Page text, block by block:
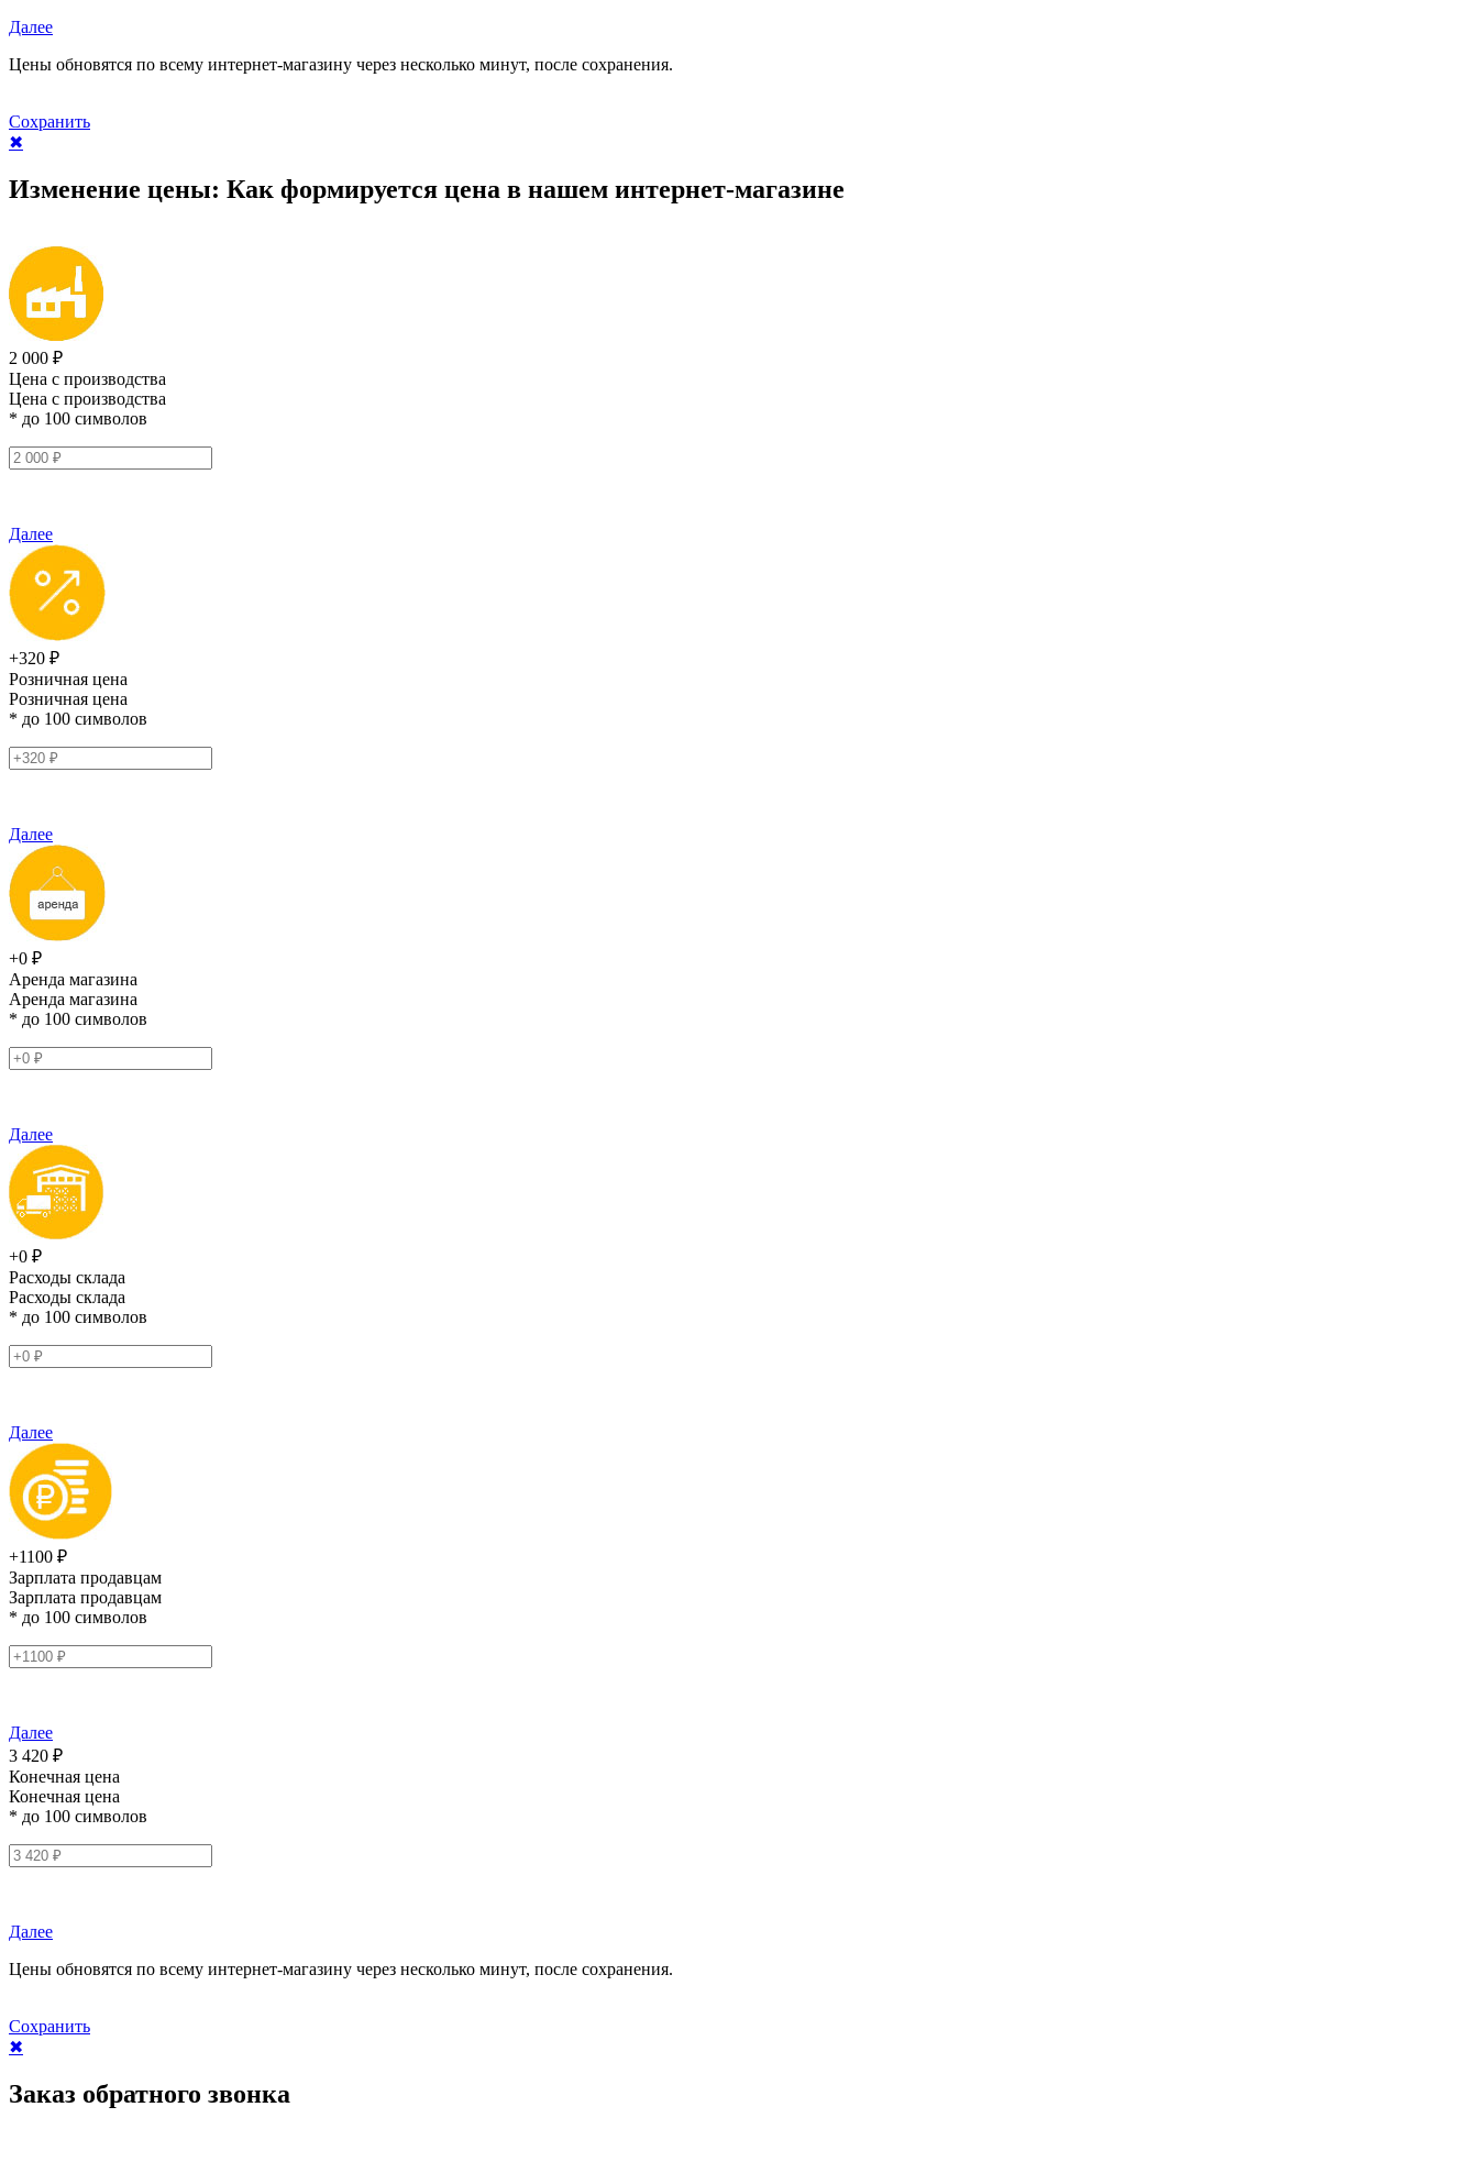
Далее
Цены обновятся по всему интернет-магазину через несколько минут, после сохранения.
Сохранить
✖
Изменение цены: Как формируется цена в нашем интернет-магазине
2 000 ₽
Цена с производства
Цена с производства
* до 100 символов
Далее
+320 ₽
Розничная цена
Розничная цена
* до 100 символов
Далее
+0 ₽
Аренда магазина
Аренда магазина
* до 100 символов
Далее
+0 ₽
Расходы склада
Расходы склада
* до 100 символов
Далее
+1100 ₽
Зарплата продавцам
Зарплата продавцам
* до 100 символов
Далее
3 420 ₽
Конечная цена
Конечная цена
* до 100 символов
Далее
Цены обновятся по всему интернет-магазину через несколько минут, после сохранения.
Сохранить
✖
Заказ обратного звонка